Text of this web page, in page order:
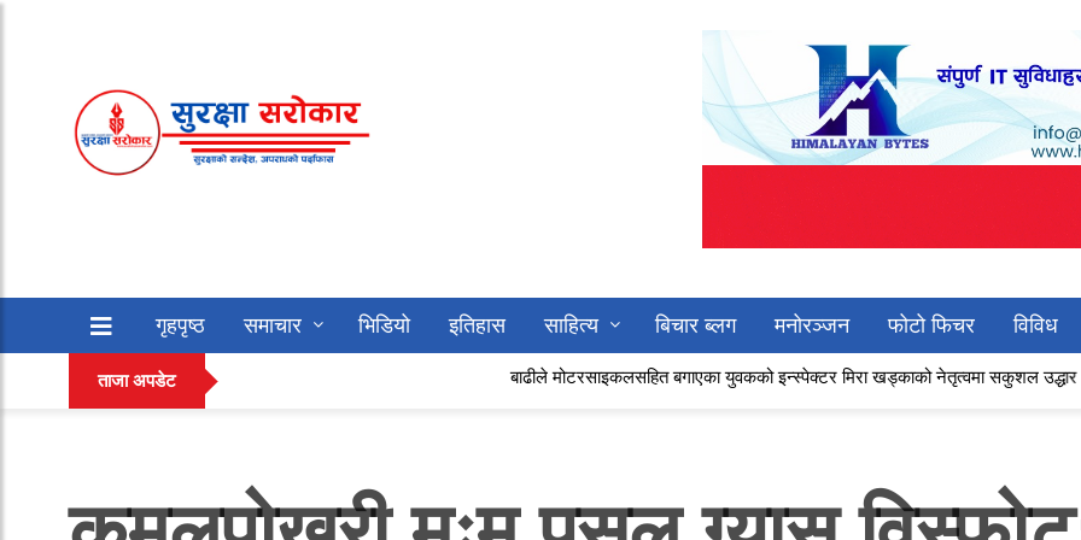
गृहपृष्ठ समाचार भिडियो इतिहास साहित्य बिचार ब्लग मनोरञ्जन फोटो फिचर विविध
सफलताको कथा
ताजा अपडेट बाढीले मोटरसाइकलसहित बगाएका युवकको इन्स्पेक्टर मिरा खड्काको नेतृत्वमा सकुशल उद्धार